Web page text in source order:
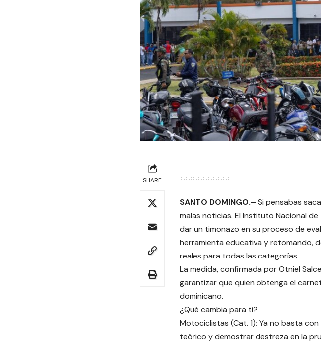
SHARE
SANTO DOMINGO.– Si pensabas
malas noticias. El Instituto Nacional
dar un timonazo en su proceso de
herramienta educativa y retomando,
reales para todas las categorías.
La medida, confirmada por Otniel
garantizar que quien obtenga el
dominicano.
¿Qué cambia para ti?
Motociclistas (Cat. 1): Ya no basta
teórico y demostrar destreza en la